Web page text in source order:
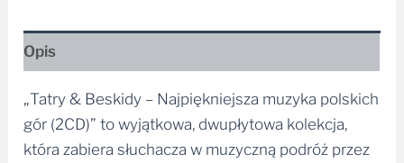
Opis
„Tatry & Beskidy – Najpiękniejsza muzyka polskich
gór (2CD)” to wyjątkowa, dwupłytowa kolekcja,
która zabiera słuchacza w muzyczną podróż przez